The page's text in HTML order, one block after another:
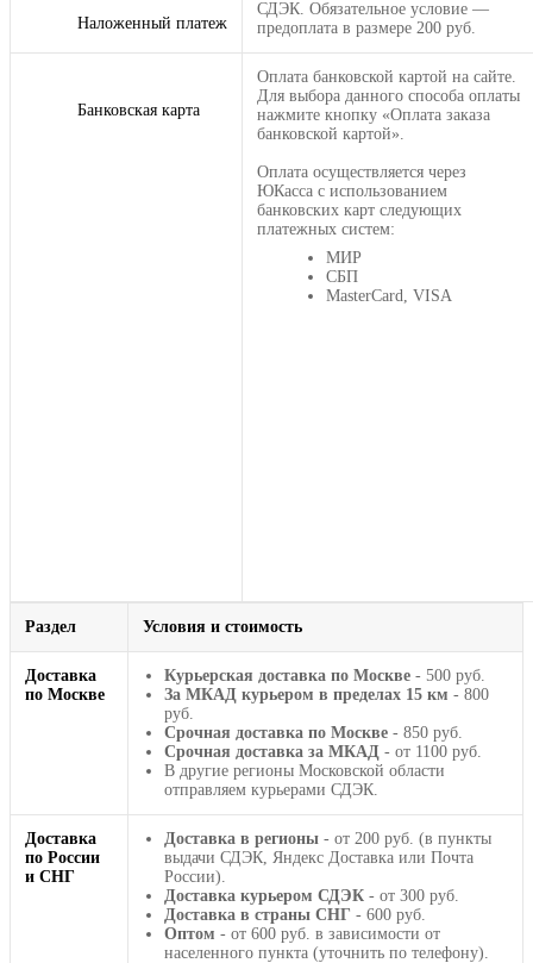
Наложенный платеж
СДЭК. Обязательное условие —
предоплата в размере 200 руб.
Банковская карта
Оплата банковской картой на сайте.
Для выбора данного способа оплаты
нажмите кнопку «Оплата заказа
банковской картой».
Оплата осуществляется через
ЮКасса с использованием
банковских карт следующих
платежных систем:
МИР
СБП
MasterCard, VISA
Раздел Условия и стоимость
Доставка
по Москве
Курьерская доставка по Москве - 500 руб.
За МКАД курьером в пределах 15 км - 800
руб.
Срочная доставка по Москве - 850 руб.
Срочная доставка за МКАД - от 1100 руб.
В другие регионы Московской области
отправляем курьерами СДЭК.
Доставка
по России
и СНГ
Доставка в регионы - от 200 руб. (в пункты
выдачи СДЭК, Яндекс Доставка или Почта
России).
Доставка курьером СДЭК - от 300 руб.
Доставка в страны СНГ - 600 руб.
Оптом - от 600 руб. в зависимости от
населенного пункта (уточнить по телефону).